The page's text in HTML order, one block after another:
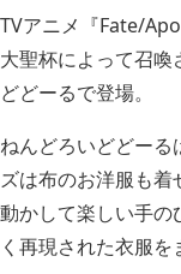
TVアニメ『Fate/
大聖杯によって召
どどーるで登場。
ねんどろいどどーる
ズは布のお洋服も
動かして楽しい手の
く再現された衣服を